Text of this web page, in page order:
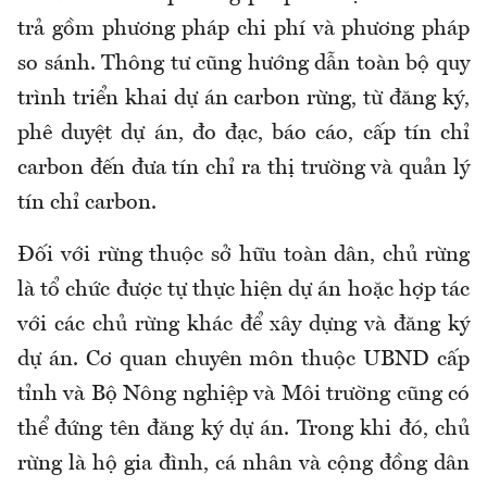
trả gồm phương pháp chi phí và phương pháp
so sánh. Thông tư cũng hướng dẫn toàn bộ quy
trình triển khai dự án carbon rừng, từ đăng ký,
phê duyệt dự án, đo đạc, báo cáo, cấp tín chỉ
carbon đến đưa tín chỉ ra thị trường và quản lý
tín chỉ carbon.
Đối với rừng thuộc sở hữu toàn dân, chủ rừng
là tổ chức được tự thực hiện dự án hoặc hợp tác
với các chủ rừng khác để xây dựng và đăng ký
dự án. Cơ quan chuyên môn thuộc UBND cấp
tỉnh và Bộ Nông nghiệp và Môi trường cũng có
thể đứng tên đăng ký dự án. Trong khi đó, chủ
rừng là hộ gia đình, cá nhân và cộng đồng dân